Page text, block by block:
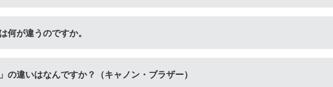
要な道具や説明書などが入っておりません。
何が違うのですか。
の違いはなんですか？（キャノン・ブラザー）